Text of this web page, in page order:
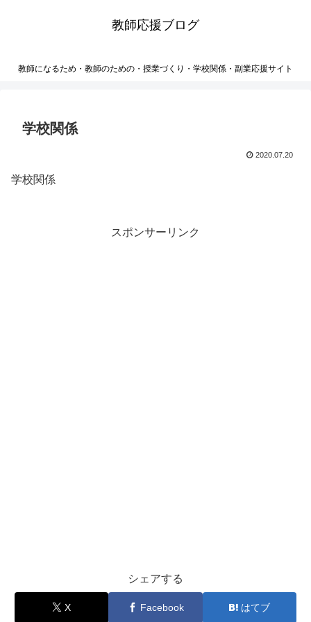
教師応援ブログ
教師になるため・教師のための・授業づくり・学校関係・副業応援サイト
学校関係
2020.07.20
学校関係
スポンサーリンク
シェアする
X Facebook はてブ